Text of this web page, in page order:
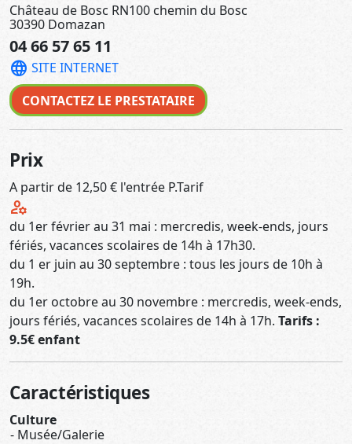
Château de Bosc RN100 chemin du Bosc
30390 Domazan
04 66 57 65 11
language SITE INTERNET
CONTACTEZ LE PRESTATAIRE
Prix
A partir de 12,50 € l'entrée P.Tarif
manage_accounts
du 1er février au 31 mai : mercredis, week-ends, jours
fériés, vacances scolaires de 14h à 17h30.
du 1 er juin au 30 septembre : tous les jours de 10h à
19h.
du 1er octobre au 30 novembre : mercredis, week-ends,
jours fériés, vacances scolaires de 14h à 17h. Tarifs :
9.5€ enfant
Caractéristiques
Culture
Musée/Galerie